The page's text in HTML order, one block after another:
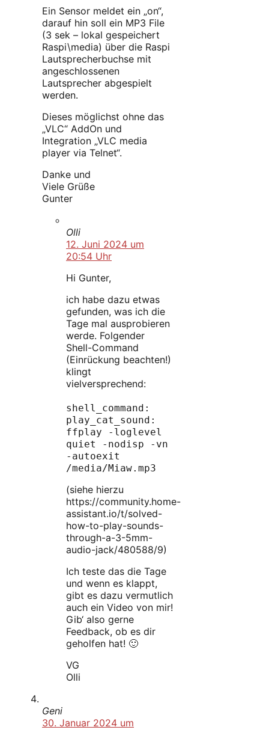
Ein Sensor meldet ein „on“,
darauf hin soll ein MP3 File
(3 sek – lokal gespeichert
Raspi\media) über die Raspi
Lautsprecherbuchse mit
angeschlossenen
Lautsprecher abgespielt
werden.
Dieses möglichst ohne das
„VLC“ AddOn und
Integration „VLC media
player via Telnet“.
Danke und
Viele Grüße
Gunter
Olli
12. Juni 2024 um
20:54 Uhr
Hi Gunter,
ich habe dazu etwas
gefunden, was ich die
Tage mal ausprobieren
werde. Folgender
Shell-Command
(Einrückung beachten!)
klingt
vielversprechend:
shell_command:
play_cat_sound:
ffplay -loglevel
quiet -nodisp -vn
-autoexit
/media/Miaw.mp3
(siehe hierzu
https://community.home-
assistant.io/t/solved-
how-to-play-sounds-
through-a-3-5mm-
audio-jack/480588/9)
Ich teste das die Tage
und wenn es klappt,
gibt es dazu vermutlich
auch ein Video von mir!
Gib‘ also gerne
Feedback, ob es dir
geholfen hat! 🙂
VG
Olli
Geni
30. Januar 2024 um